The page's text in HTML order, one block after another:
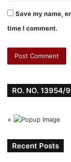
Save my name,
time I comment.
RO. NO. 13954/
×
Recent Posts